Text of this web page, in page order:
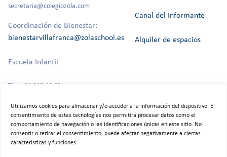
Utilizamos cookies para almacenar y/o acceder a la información del dispositivo. El
consentimiento de estas tecnologías nos permitirá procesar datos como el
comportamiento de navegación o las identificaciones únicas en este sitio. No
consentir o retirar el consentimiento, puede afectar negativamente a ciertas
características y funciones.
secretaria@colegiozola.com
Coordinación de Bienestar:
bienestarvillafranca@zolaschool.es
Escuela Infantil
Tfno: 91 815 40 60
Canal del Informante
Alquiler de espacios
©2025 Colegio Bilingüe Zola Villafranca.
Todos los derechos reservados